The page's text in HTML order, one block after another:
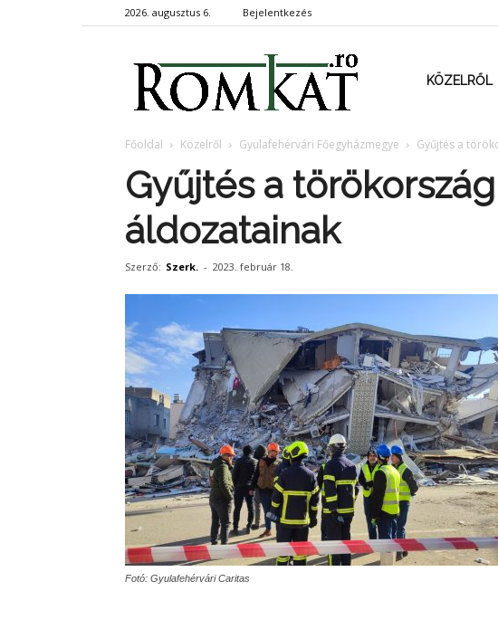
2026. augusztus 6. Bejelentkezés
RomKat.roKÖZELRŐL
Főoldal Közelről Gyulafehérvári Főegyházmegye Gyűjtés a
Gyűjtés a
áldozatainak
Szerző: Szerk. - 2023. február 18.
Fotó: Gyulafehérvári Caritas